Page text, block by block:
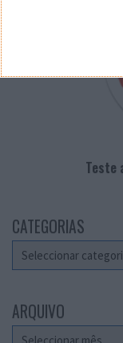
Teste
CATEGORIAS
Categorias
ARQUIVO
Arquivo